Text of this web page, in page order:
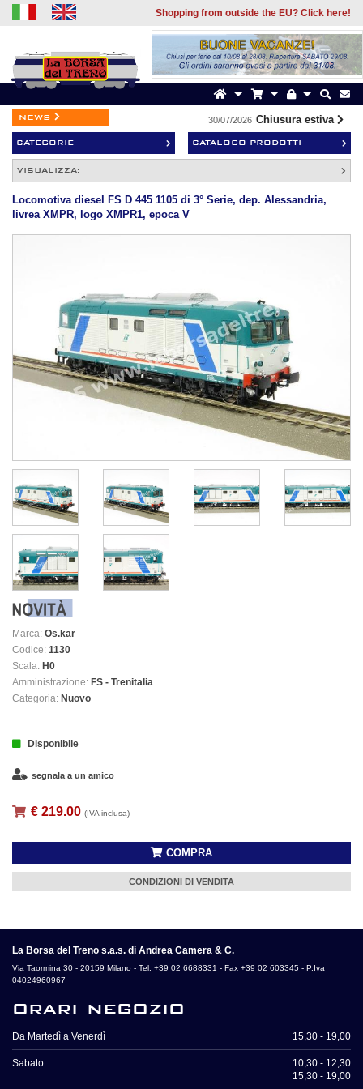
Shopping from outside the EU? Click here!
news 30/07/2026 Chiusura estiva
CATEGORIE CATALOGO PRODOTTI
VISUALIZZA:
Locomotiva diesel FS D 445 1105 di 3° Serie, dep. Alessandria,
livrea XMPR, logo XMPR1, epoca V
Marca: Os.kar
Codice: 1130
Scala: H0
Amministrazione: FS - Trenitalia
Categoria: Nuovo
Disponibile
segnala a un amico
€ 219.00 (IVA inclusa)
COMPRA
CONDIZIONI DI VENDITA
La Borsa del Treno s.a.s. di Andrea Camera & C.
Via Taormina 30 - 20159 Milano - Tel. +39 02 6688331 - Fax +39 02 603345 - P.Iva
04024960967
orari negozio
Da Martedì a Venerdì 15,30 - 19,00
Sabato
10,30 - 12,30
15,30 - 19,00